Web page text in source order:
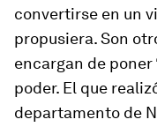
convertirse en un
propusiera. Son
encargan de poner
poder. El que
departamento de